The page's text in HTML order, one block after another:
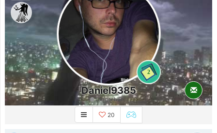
2
Daniel9385
Länger her
20